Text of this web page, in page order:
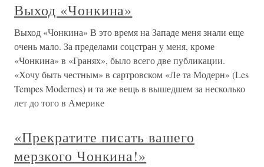
Выход «Чонкина»
Выход «Чонкина» В это время на Западе меня знали еще
очень мало. За пределами соцстран у меня, кроме
«Чонкина» в «Гранях», было всего две публикации.
«Хочу быть честным» в сартровском «Ле та Модерн» (Les
Tempes Modernes) и та же вещь в вышедшем за несколько
лет до того в Америке
«Прекратите писать вашего
мерзкого Чонкина!»